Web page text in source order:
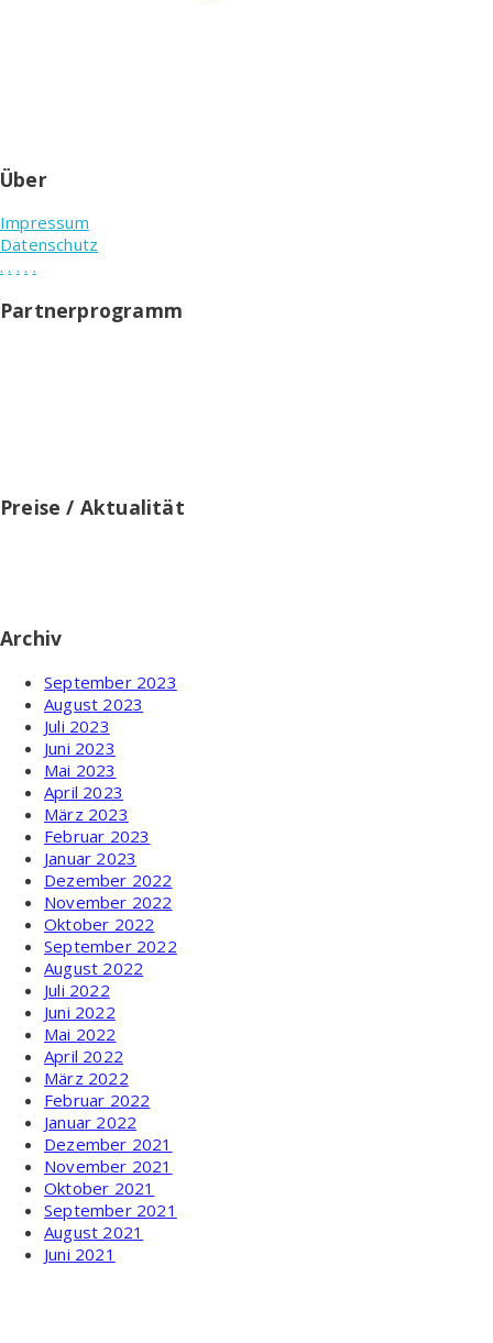
Über
Impressum
Datenschutz
. . . . .
Partnerprogramm
Preise / Aktualität
Archiv
September 2023
August 2023
Juli 2023
Juni 2023
Mai 2023
April 2023
März 2023
Februar 2023
Januar 2023
Dezember 2022
November 2022
Oktober 2022
September 2022
August 2022
Juli 2022
Juni 2022
Mai 2022
April 2022
März 2022
Februar 2022
Januar 2022
Dezember 2021
November 2021
Oktober 2021
September 2021
August 2021
Juni 2021